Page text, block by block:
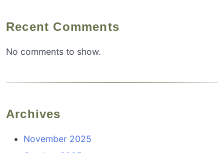
Recent Comments
No comments to show.
Archives
November 2025